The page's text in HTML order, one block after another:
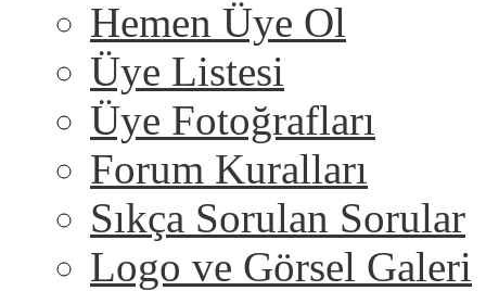
Hemen Üye Ol
Üye Listesi
Üye Fotoğrafları
Forum Kuralları
Sıkça Sorulan Sorular
Logo ve Görsel Galeri